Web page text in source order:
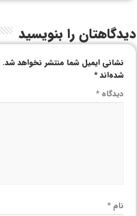
دیدگاهتان را بنویسید
نشانی ایمیل شما منتشر نخواهد شد.
شده‌اند*
دیدگاه*
نام*